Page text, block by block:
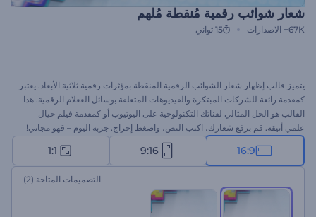
شعار شوائب رقمية مُنقطة مُلهم
67K+ الاصدارات 15 ثواني
يتميز قالب إظهار شعار الشوائب الرقمية المنقطة بمؤثرات رقمية ثلاثية الأبعاد. يعتبر
كمقدمة رائعة للشركات المبتكرة والفيديوهات المتعلقة بوسائل الغعلام الرقمية. هذا
القالب هو الحل المثالي لقناتك التكنولوجية على اليوتيوب أو كمقدمة فيلم خيال
علمي أنيقة. قم برفع شعارك، اكتب النص، واضغط إخراج. جربه اليوم – قهو مجاني!
16:9
9:16
1:1
التصميمات المتاحة (2)